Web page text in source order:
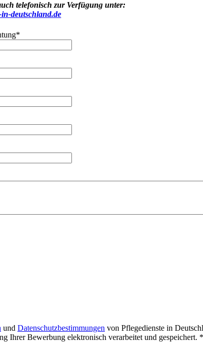
telefonisch zur Verfügung unter:
in-deutschland.de
*
und Datenschutzbestimmungen von Pflegedienste in
Ihrer Bewerbung elektronisch verarbeitet und gespeichert. *